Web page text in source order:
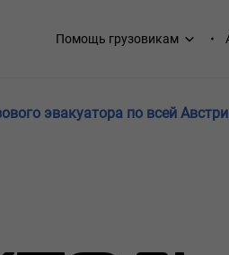
Main
Помощь грузовикам
эвакуатора по всей